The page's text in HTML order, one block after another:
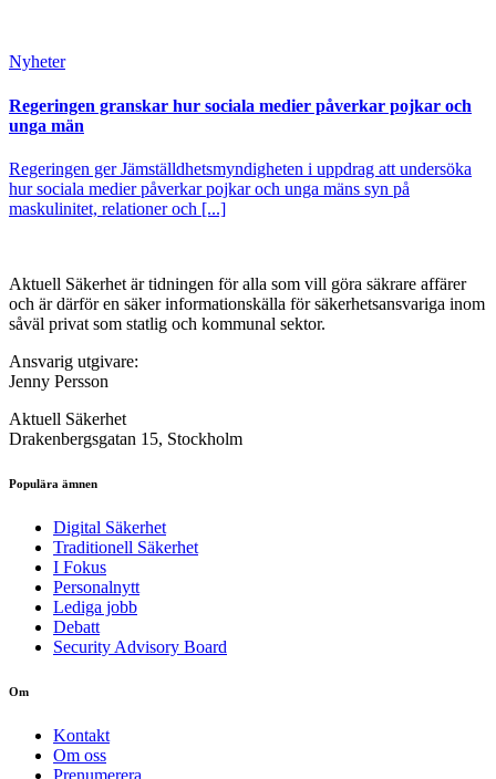
Nyheter
Regeringen granskar hur sociala medier påverkar pojkar och
unga män
Regeringen ger Jämställdhetsmyndigheten i uppdrag att undersöka
hur sociala medier påverkar pojkar och unga mäns syn på
maskulinitet, relationer och [...]
Aktuell Säkerhet är tidningen för alla som vill göra säkrare affärer
och är därför en säker informationskälla för säkerhets­ansvariga inom
såväl privat som statlig och kommunal sektor.
Ansvarig utgivare:
Jenny Persson
Aktuell Säkerhet
Drakenbergsgatan 15, Stockholm
Populära ämnen
Digital Säkerhet
Traditionell Säkerhet
I Fokus
Personalnytt
Lediga jobb
Debatt
Security Advisory Board
Om
Kontakt
Om oss
Prenumerera